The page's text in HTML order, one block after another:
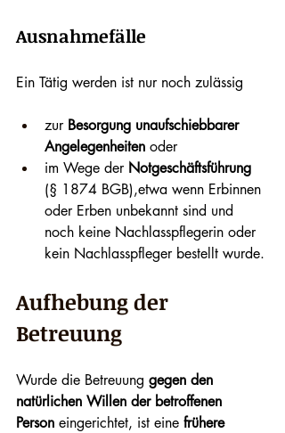
Ausnahmefälle
Ein Tätig werden ist nur noch zulässig
zur Besorgung unaufschiebbarer
Angelegenheiten oder
im Wege der Notgeschäftsführung
(§ 1874 BGB),etwa wenn Erbinnen
oder Erben unbekannt sind und
noch keine Nachlasspflegerin oder
kein Nachlasspfleger bestellt wurde.
Aufhebung der
Betreuung
Wurde die Betreuung gegen den
natürlichen Willen der betroffenen
Person eingerichtet, ist eine frühere